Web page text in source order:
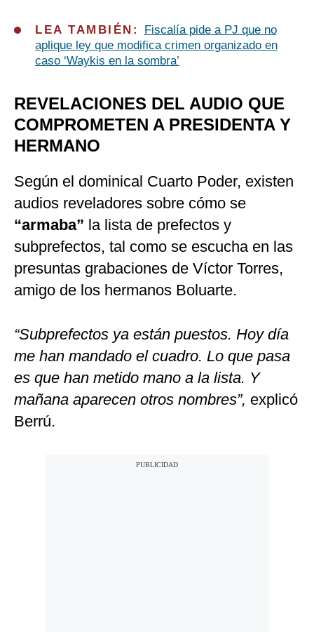
LEA TAMBIÉN:
Fiscalía pide a PJ que no
aplique ley que modifica crimen organizado en
caso ‘Waykis en la sombra’
REVELACIONES DEL AUDIO QUE
COMPROMETEN A PRESIDENTA Y
HERMANO
Según el dominical Cuarto Poder, existen
audios reveladores sobre cómo se
“armaba” la lista de prefectos y
subprefectos, tal como se escucha en las
presuntas grabaciones de Víctor Torres,
amigo de los hermanos Boluarte.
“Subprefectos ya están puestos. Hoy día
me han mandado el cuadro. Lo que pasa
es que han metido mano a la lista. Y
mañana aparecen otros nombres”, explicó
Berrú.